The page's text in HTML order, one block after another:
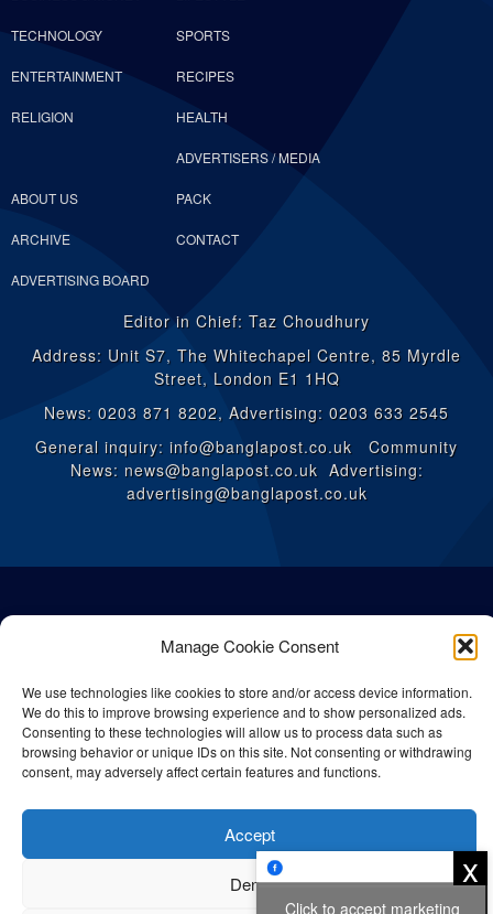
Manage Cookie Consent
We use technologies like cookies to store and/or access device information.
We do this to improve browsing experience and to show personalized ads.
Consenting to these technologies will allow us to process data such as
browsing behavior or unique IDs on this site. Not consenting or withdrawing
consent, may adversely affect certain features and functions.
Accept
Deny
TECHNOLOGY SPORTS
ENTERTAINMENT RECIPES
RELIGION HEALTH
ABOUT US
ADVERTISERS / MEDIA
PACK
ARCHIVE CONTACT
ADVERTISING BOARD
Editor in Chief: Taz Choudhury
Address: Unit S7, The Whitechapel Centre, 85 Myrdle
Street, London E1 1HQ
News: 0203 871 8202, Advertising: 0203 633 2545
General inquiry: info@banglapost.co.uk Community
News: news@banglapost.co.uk Advertising:
advertising@banglapost.co.uk
© All rights reserved Bangla Post2026| Any unauthorised use or
reproduction of our content is strictly prohibited.
x
Click to accept marketing